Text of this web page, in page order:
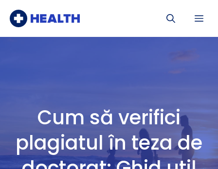
Cum să verifici
plagiatul în teza de